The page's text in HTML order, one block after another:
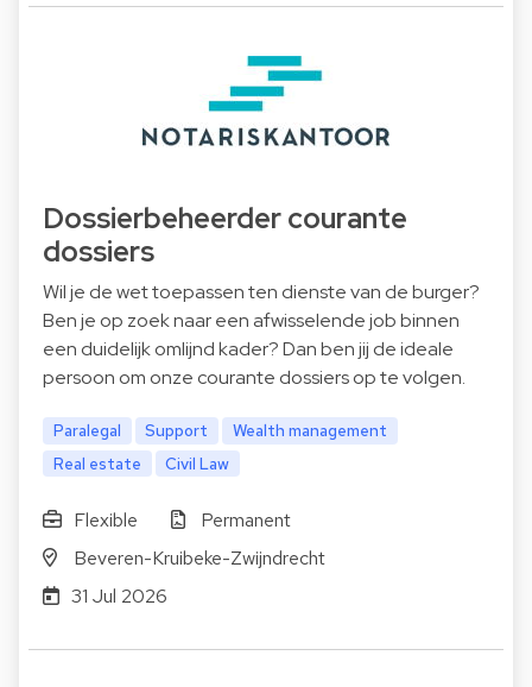
Dossierbeheerder courante
dossiers
Wil je de wet toepassen ten dienste van de burger?
Ben je op zoek naar een afwisselende job binnen
een duidelijk omlijnd kader? Dan ben jij de ideale
persoon om onze courante dossiers op te volgen.
Paralegal Support
Wealth management
Real estate
Civil Law
Flexible
Permanent
Beveren-Kruibeke-Zwijndrecht
31 Jul 2026